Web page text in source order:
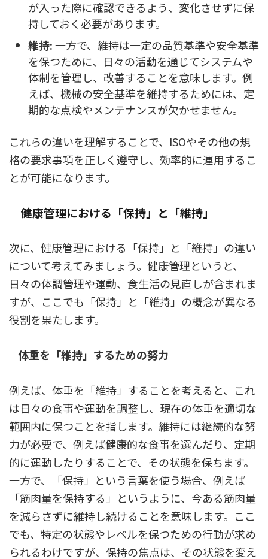
が入った際に確認できるよう、変化させずに保
持しておく必要があります。
維持:一方で、維持は一定の品質基準や安全基準
を保つために、日々の活動を通じてシステムや
体制を管理し、改善することを意味します。例
えば、機械の安全基準を維持するためには、定
期的な点検やメンテナンスが欠かせません。
これらの違いを理解することで、ISOやその他の規
格の要求事項を正しく遵守し、効率的に運用するこ
とが可能になります。
健康管理における「保持」と「維持」
次に、健康管理における「保持」と「維持」の違い
について考えてみましょう。健康管理というと、
日々の体調管理や運動、食生活の見直しが含まれま
すが、ここでも「保持」と「維持」の概念が異なる
役割を果たします。
体重を「維持」するための努力
例えば、体重を「維持」することを考えると、これ
は日々の食事や運動を調整し、現在の体重を適切な
範囲内に保つことを指します。維持には継続的な努
力が必要で、例えば健康的な食事を選んだり、定期
的に運動したりすることで、その状態を保ちます。
一方で、「保持」という言葉を使う場合、例えば
「筋肉量を保持する」というように、今ある筋肉量
を減らさずに維持し続けることを意味します。ここ
でも、特定の状態やレベルを保つための行動が求め
られるわけですが、保持の焦点は、その状態を変え